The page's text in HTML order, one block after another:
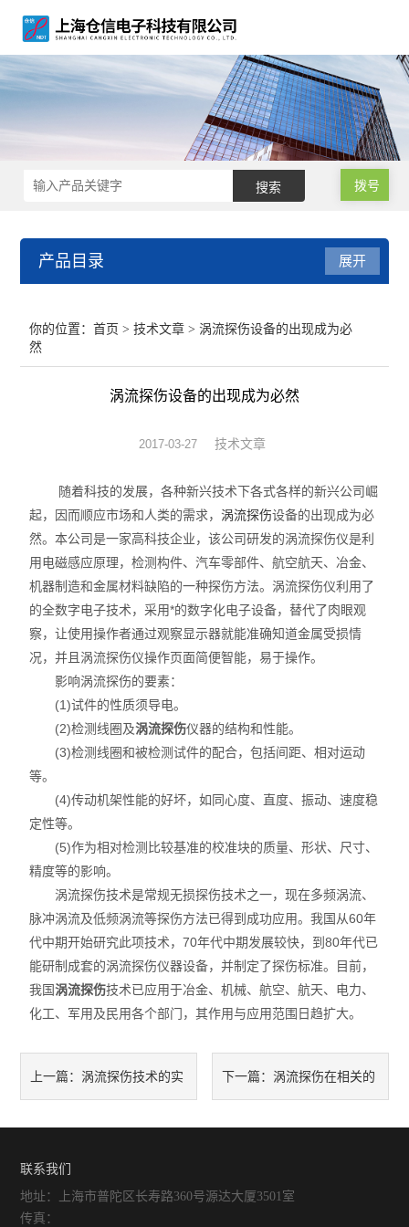
拨号
产品目录
涡流探伤机
展开
你的位置：首页 >技术文章 > 涡流探伤设备的出现成为必
然
涡流探伤设备的出现成为必然
2017-03-27 技术文章
随着科技的发展，各种新兴技术下各式各样的新兴公司崛
起，因而顺应市场和人类的需求，涡流探伤设备的出现成为必
然。本公司是一家高科技企业，该公司研发的涡流探伤仪是利
用电磁感应原理，检测构件、汽车零部件、航空航天、冶金、
机器制造和金属材料缺陷的一种探伤方法。涡流探伤仪利用了
的全数字电子技术，采用*的数字化电子设备，替代了肉眼观
察，让使用操作者通过观察显示器就能准确知道金属受损情
况，并且涡流探伤仪操作页面简便智能，易于操作。
影响涡流探伤的要素：
(1)试件的性质须导电。
(2)检测线圈及涡流探伤仪器的结构和性能。
(3)检测线圈和被检测试件的配合，包括间距、相对运动
等。
(4)传动机架性能的好坏，如同心度、直度、振动、速度稳
定性等。
(5)作为相对检测比较基准的校准块的质量、形状、尺寸、
精度等的影响。
涡流探伤技术是常规无损探伤技术之一，现在多频涡流、
脉冲涡流及低频涡流等探伤方法已得到成功应用。我国从60年
代中期开始研究此项技术，70年代中期发展较快，到80年代已
能研制成套的涡流探伤仪器设备，并制定了探伤标准。目前，
我国涡流探伤技术已应用于冶金、机械、航空、航天、电力、
化工、军用及民用各个部门，其作用与应用范围日趋扩大。
上一篇：涡流探伤技术的实 下一篇： 涡流探伤在相关的
联系我们
地址：上海市普陀区长寿路360号源达大厦3501室
传真：